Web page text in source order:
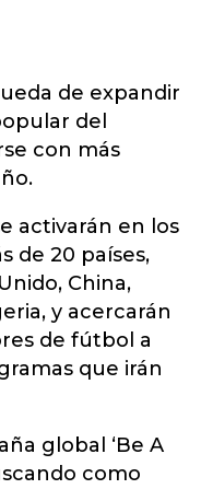
de expandir
del
con más
activarán en los
de 20 países,
China,
y acercarán
de fútbol a
que irán
global ‘Be A
como